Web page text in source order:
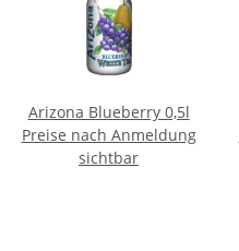
Arizona Blueberry 0,5l
Preise nach Anmeldung
sichtbar